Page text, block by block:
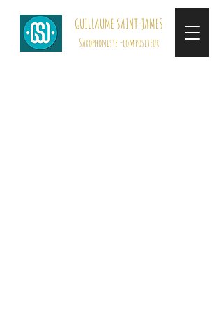
GUILLAUME SAINT-JAMES
Saxophoniste -compositeur